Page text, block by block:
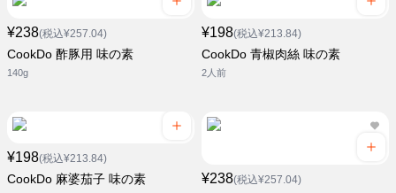
¥238(税込¥257.04)
CookDo 酢豚用 味の素
140g
¥198(税込¥213.84)
CookDo 青椒肉絲 味の素
2人前
¥198(税込¥213.84)
CookDo 麻婆茄子 味の素 ¥238(税込¥257.04)